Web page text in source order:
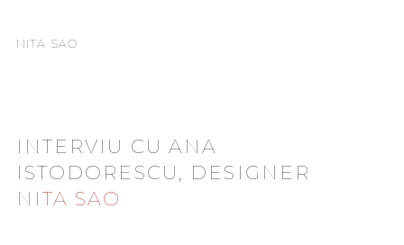
NITA SAO
INTERVIU CU ANA
ISTODORESCU, DESIGNER
NITA SAO